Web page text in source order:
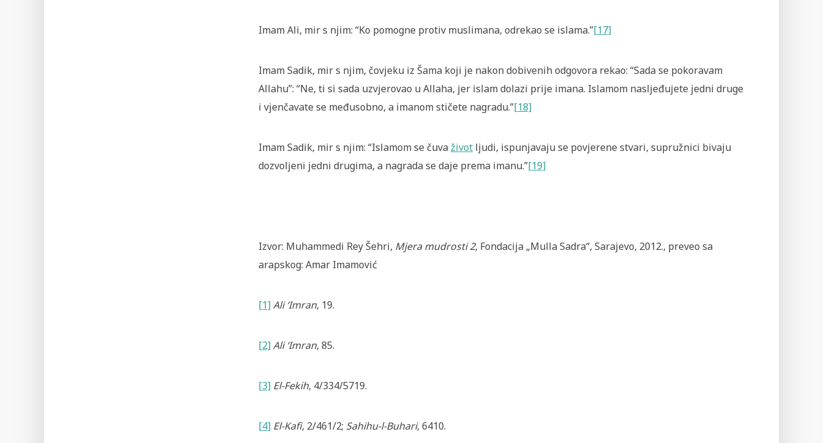
Imam Ali, mir s njim: “Ko pomogne protiv muslimana, odrekao se islama.”[17]
Imam Sadik, mir s njim, čovjeku iz Šama koji je nakon dobivenih odgovora rekao: “Sada se pokoravam
Allahu”: “Ne, ti si sada uzvjerovao u Allaha, jer islam dolazi prije imana. Islamom nasljeđujete jedni druge
i vjenčavate se međusobno, a imanom stičete nagradu.”[18]
Imam Sadik, mir s njim: “Islamom se čuvaživot ljudi, ispunjavaju se povjerene stvari, supružnici bivaju
dozvoljeni jedni drugima, a nagrada se daje prema imanu.”[19]
Izvor: Muhammedi Rey Šehri, Mjera mudrosti 2, Fondacija „Mulla Sadra“, Sarajevo, 2012., preveo sa
arapskog: Amar Imamović
[1]Ali ‘Imran, 19.
[2]Ali ‘Imran, 85.
[3] El-Fekih, 4/334/5719.
[4] El-Kafi, 2/461/2; Sahihu-l-Buhari, 6410.